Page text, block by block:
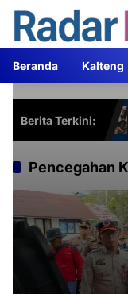
Langsung
konten
Beranda Kalteng
Berita Terkini:
Gardu
Lebih
Pencegahan